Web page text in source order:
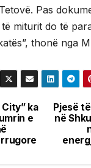
Pas
miturit do të
thonë nga
Pjesë
në
City” ka
e